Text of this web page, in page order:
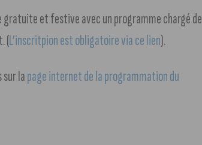
gratuite et festive avec un programme chargé de
(L’inscritpion est obligatoire via ce lien).
lapage internet de la programmation du